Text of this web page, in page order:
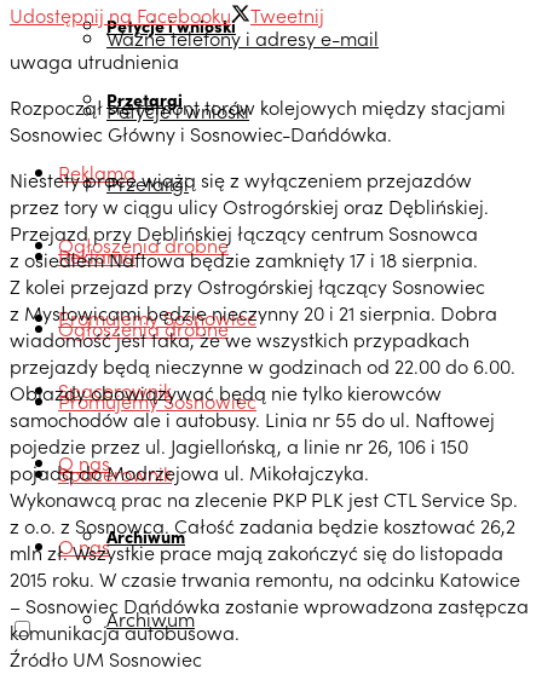
Petycje i wnioski
Przetargi
Reklama
Ogłoszenia drobne
Promujemy Sosnowiec
Spacerownik
O nas
Archiwum
Ważne telefony i adresy e-mail
Petycje i wnioski
Przetargi
Reklama
Ogłoszenia drobne
Promujemy Sosnowiec
Spacerownik
O nas
Archiwum
Udostępnij na Facebooku
Tweetnij
uwaga utrudnienia
Rozpoczął się remont torów kolejowych między stacjami
Sosnowiec Główny i Sosnowiec-Dańdówka.
Niestety prace wiążą się z wyłączeniem przejazdów
przez tory w ciągu ulicy Ostrogórskiej oraz Dęblińskiej.
Przejazd przy Dęblińskiej łączący centrum Sosnowca
z osiedlem Naftowa będzie zamknięty 17 i 18 sierpnia.
Z kolei przejazd przy Ostrogórskiej łączący Sosnowiec
z Mysłowicami będzie nieczynny 20 i 21 sierpnia. Dobra
wiadomość jest taka, że we wszystkich przypadkach
przejazdy będą nieczynne w godzinach od 22.00 do 6.00.
Objazdy obowiązywać będą nie tylko kierowców
samochodów ale i autobusy. Linia nr 55 do ul. Naftowej
pojedzie przez ul. Jagiellońską, a linie nr 26, 106 i 150
pojadą do Modrzejowa ul. Mikołajczyka.
Wykonawcą prac na zlecenie PKP PLK jest CTL Service Sp.
z o.o. z Sosnowca. Całość zadania będzie kosztować 26,2
mln zł. Wszystkie prace mają zakończyć się do listopada
2015 roku. W czasie trwania remontu, na odcinku Katowice
– Sosnowiec Dańdówka zostanie wprowadzona zastępcza
komunikacja autobusowa.
Źródło UM Sosnowiec